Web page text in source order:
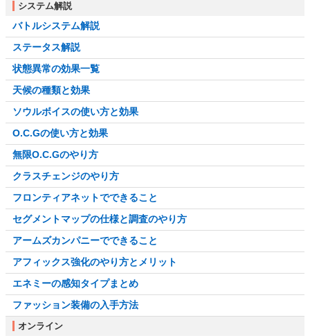
システム解説
バトルシステム解説
ステータス解説
状態異常の効果一覧
天候の種類と効果
ソウルボイスの使い方と効果
O.C.Gの使い方と効果
無限O.C.Gのやり方
クラスチェンジのやり方
フロンティアネットでできること
セグメントマップの仕様と調査のやり方
アームズカンパニーでできること
アフィックス強化のやり方とメリット
エネミーの感知タイプまとめ
ファッション装備の入手方法
オンライン